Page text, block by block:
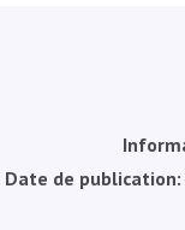
Date de